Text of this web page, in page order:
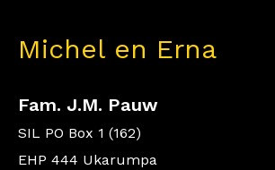
Michel en Erna
Fam. J.M. Pauw
SIL PO Box 1 (162)
EHP 444 Ukarumpa